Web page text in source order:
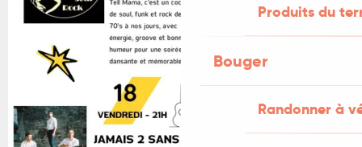
Produits du
Bouger
Randonner à